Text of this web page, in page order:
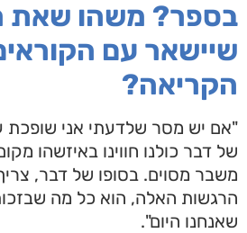
בספר? משהו שאת
שיישאר עם
הקריאה?
"אם יש מסר שלדעתי אני שופכת
של דבר כולנו חווינו באיזשהו
משבר מסוים. בסופו של דבר,
הרגשות האלה, הוא כל מה
שאנחנו היום".